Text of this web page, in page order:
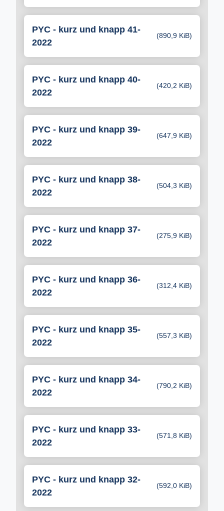
PYC - kurz und knapp 41-
2022
(890,9 KiB)
PYC - kurz und knapp 40-
2022
(420,2 KiB)
PYC - kurz und knapp 39-
2022
(647,9 KiB)
PYC - kurz und knapp 38-
2022
(504,3 KiB)
PYC - kurz und knapp 37-
2022
(275,9 KiB)
PYC - kurz und knapp 36-
2022
(312,4 KiB)
PYC - kurz und knapp 35-
2022
(557,3 KiB)
PYC - kurz und knapp 34-
2022
(790,2 KiB)
PYC - kurz und knapp 33-
2022
(571,8 KiB)
PYC - kurz und knapp 32-
2022
(592,0 KiB)